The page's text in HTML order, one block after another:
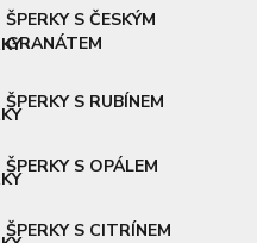
ŠPERKY S ČESKÝM
GRANÁTEM
ŠPERKY S RUBÍNEM
ŠPERKY S OPÁLEM
ŠPERKY S CITRÍNEM